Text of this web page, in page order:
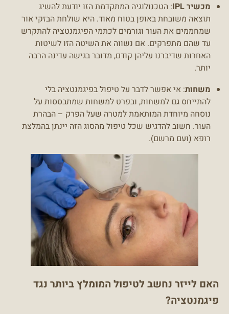
מכשיר IPL
: הטכנולוגיה המתקדמת הזו יודעת להשיג
תוצאה משובחת באופן בטוח מאוד. היא שולחת הבזקי אור
שמחממים את העור וגורמים לכתמי הפיגמנטציה להתקרש
עד שהם מתפרקים. אם נשווה את השיטה הזו לשיטות
האחרות שדיברנו עליהן קודם, מדובר בגישה עדינה הרבה
יותר.
משחות: אי אפשר לדבר על טיפול בפיגמנטציה בלי
להתייחס גם למשחות, ובפרט למשחות שמתבססות על
נוסחה מיוחדת המותאמת למטרה שעל הפרק – הבהרת
העור. חשוב להדגיש שכל טיפול מהסוג הזה יינתן בהמלצת
רופא (ועם מרשם).
האם לייזר נחשב לטיפול המומלץ ביותר נגד
פיגמנטציה?